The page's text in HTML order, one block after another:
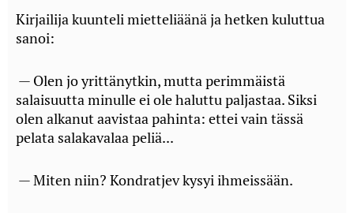
Kirjailija kuunteli mietteliäänä ja hetken kuluttua
sanoi:
— Olen jo yrittänytkin, mutta perimmäistä
salaisuutta minulle ei ole haluttu paljastaa. Siksi
olen alkanut aavistaa pahinta: ettei vain tässä
pelata salakavalaa peliä...
— Miten niin? Kondratjev kysyi ihmeissään.